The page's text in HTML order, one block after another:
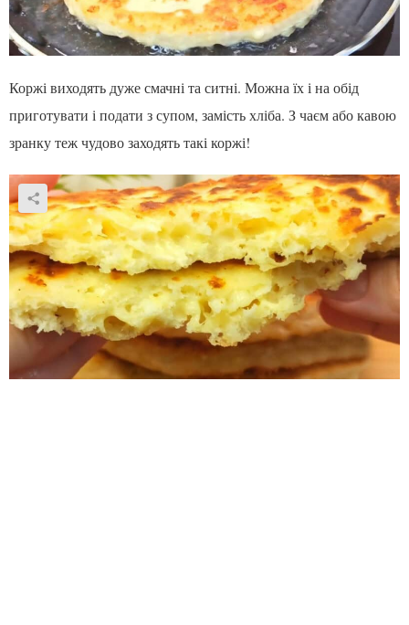
Коржі виходять дуже смачні та ситні. Можна їх і на обід
приготувати і подати з супом, замість хліба. З чаєм або кавою
зранку теж чудово заходять такі коржі!